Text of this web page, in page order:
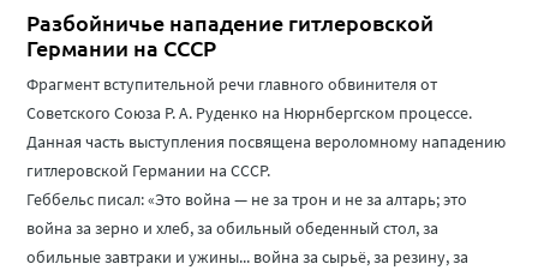
Разбойничье нападение гитлеровской
Германии на СССР
Фрагмент вступительной речи главного обвинителя от
Советского Союза Р. А. Руденко на Нюрнбергском процессе.
Данная часть выступления посвящена вероломному нападению
гитлеровской Германии на СССР.
Геббельс писал: «Это война — не за трон и не за алтарь; это
война за зерно и хлеб, за обильный обеденный стол, за
обильные завтраки и ужины... война за сырьё, за резину, за